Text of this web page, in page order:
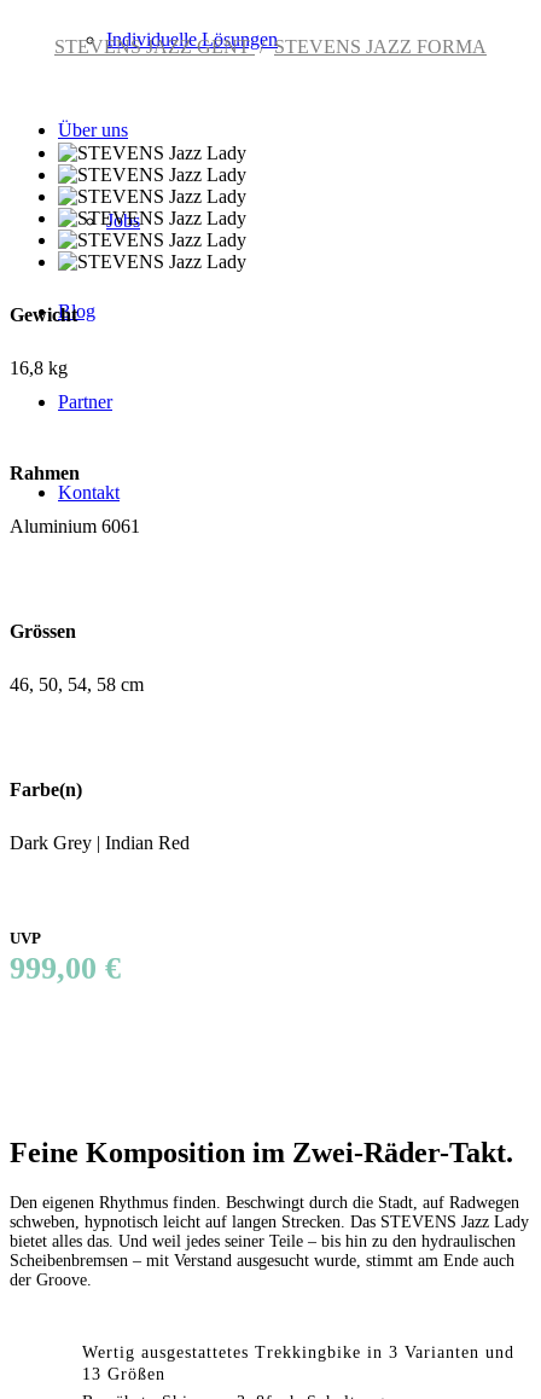
Individuelle Lösungen
Über uns
Jobs
Blog
Partner
Kontakt
STEVENS JAZZ GENT/STEVENS JAZZ FORMA
Gewicht
16,8 kg
Rahmen
Aluminium 6061
Grössen
46, 50, 54, 58 cm
Farbe(n)
Dark Grey | Indian Red
UVP
999,00 €
Feine Komposition im Zwei-Räder-Takt.
Den eigenen Rhythmus finden. Beschwingt durch die Stadt, auf Radwegen
schweben, hypnotisch leicht auf langen Strecken. Das STEVENS Jazz Lady
bietet alles das. Und weil jedes seiner Teile – bis hin zu den hydraulischen
Scheibenbremsen – mit Verstand ausgesucht wurde, stimmt am Ende auch
der Groove.
Wertig ausgestattetes Trekkingbike in 3 Varianten und
13 Größen